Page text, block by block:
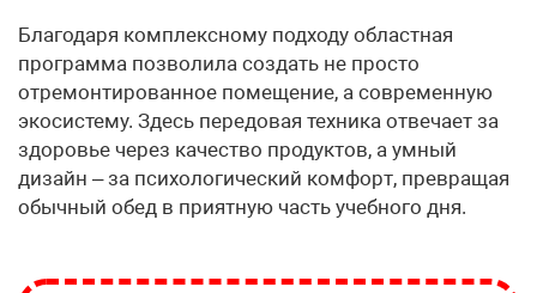
Благодаря комплексному подходу областная
программа позволила создать не просто
отремонтированное помещение, а современную
экосистему. Здесь передовая техника отвечает за
здоровье через качество продуктов, а умный
дизайн – за психологический комфорт, превращая
обычный обед в приятную часть учебного дня.